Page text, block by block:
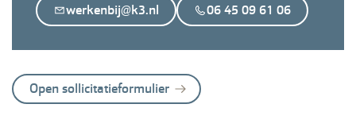
werkenbij@k3.nl 06 45 09 61 06
Open sollicitatieformulier